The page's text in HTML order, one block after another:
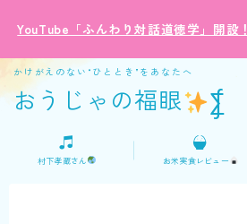
YouTube「ふんわり対話道徳学」開設！
おうじゃの福眼 ⨋
かけがえのない“ひととき”をあなたへ
MENU
プロフィール
村下孝蔵さん お米実食レビュー